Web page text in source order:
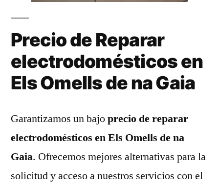
Precio de Reparar
electrodomésticos en
Els Omells de na Gaia
Garantizamos un bajoprecio de reparar
electrodomésticos en Els Omells de na
Gaia. Ofrecemos mejores alternativas para la
solicitud y acceso a nuestros servicios con el